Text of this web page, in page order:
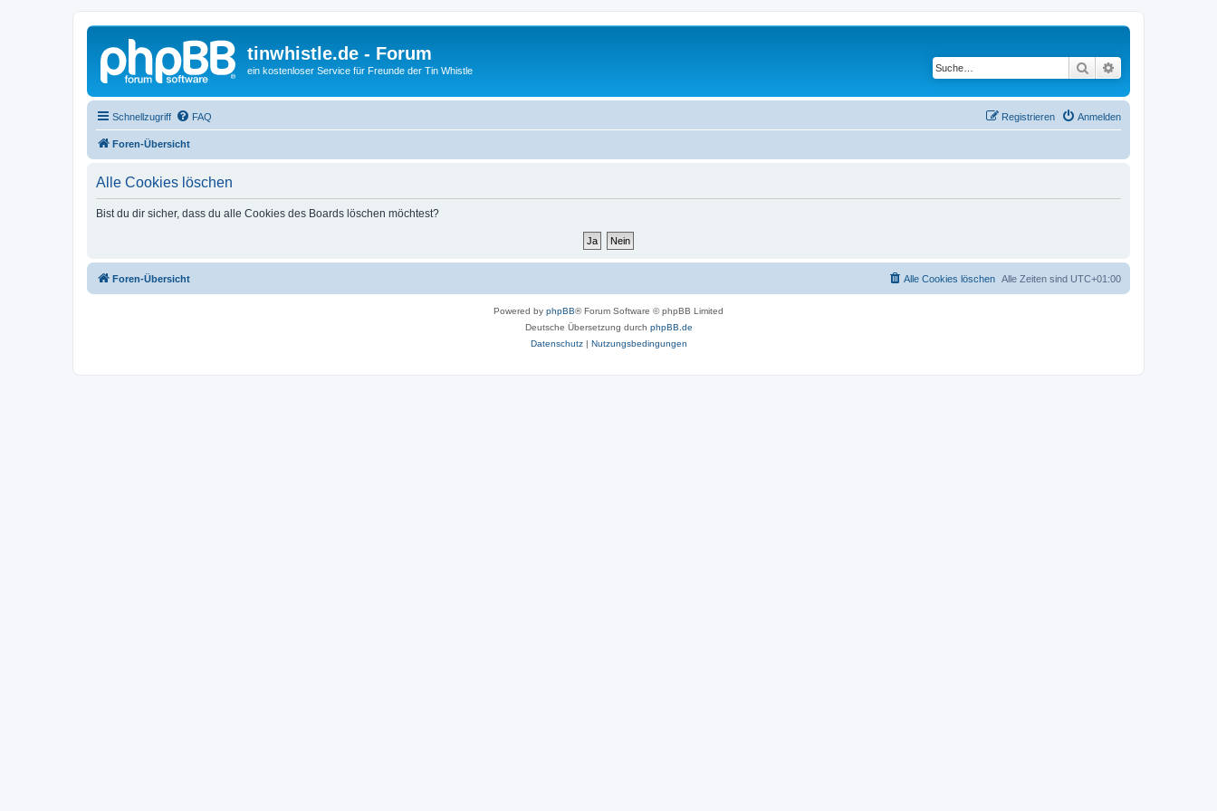
tinwhistle.de - Forum
ein kostenloser Service für Freunde der Tin Whistle Suche
Schnellzugriff FAQ Anmelden
Registrieren
Foren-Übersicht
Alle Cookies löschen
Bist du dir sicher, dass du alle Cookies des Boards löschen möchtest?
Foren-Übersicht Alle Zeiten sind UTC+01:00
Alle Cookies löschen
Powered by phpBB® Forum Software © phpBB Limited
Deutsche Übersetzung durch phpBB.de
Datenschutz| Nutzungsbedingungen